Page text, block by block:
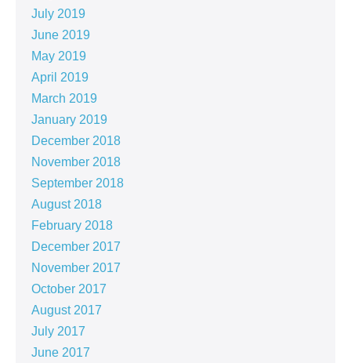
July 2019
June 2019
May 2019
April 2019
March 2019
January 2019
December 2018
November 2018
September 2018
August 2018
February 2018
December 2017
November 2017
October 2017
August 2017
July 2017
June 2017